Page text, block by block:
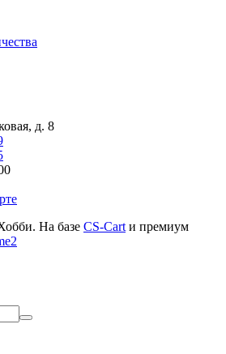
д. 8
На базе CS-Cart и премиум